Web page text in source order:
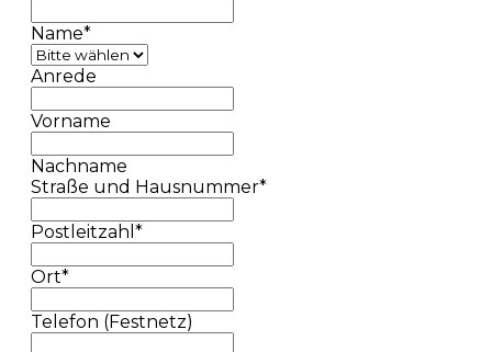
Name*
Anrede
Vorname
Nachname
Straße und Hausnummer*
Postleitzahl *
Ort*
Telefon (Festnetz)